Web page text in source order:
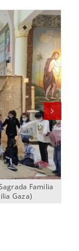
Familia
Gaza)